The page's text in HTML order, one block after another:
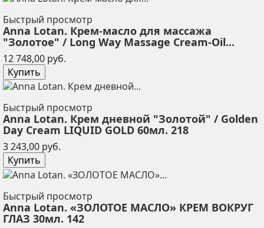
Быстрый просмотр
Anna Lotan. Крем-масло для массажа
"Золотое" / Long Way Massage Cream-Oil...
12 748,00 руб.
Купить
Быстрый просмотр
Anna Lotan. Крем дневной "Золотой" / Golden
Day Cream LIQUID GOLD 60мл. 218
3 243,00 руб.
Купить
Быстрый просмотр
Anna Lotan. «ЗОЛОТОЕ МАСЛО» КРЕМ ВОКРУГ
ГЛАЗ 30мл. 142